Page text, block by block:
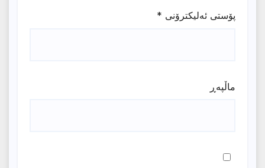
پۆستی ئەلیکترۆنی *
ماڵپه‌ڕ